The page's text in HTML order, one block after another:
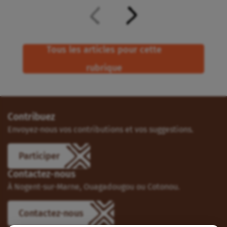
Tous les articles pour cette
rubrique
Contribuez
Envoyez-nous vos contributions et vos suggestions.
Participer
Contactez-nous
À Nogent-sur-Marne, Ouagadougou ou Cotonou.
Contactez-nous